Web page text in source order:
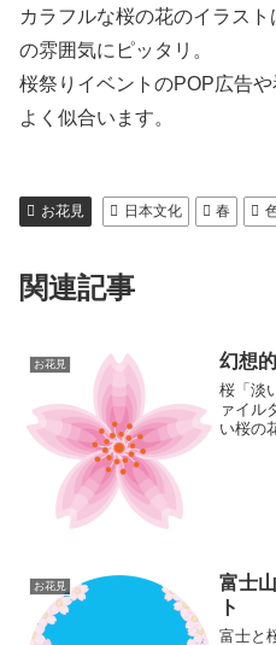
カラフルな桜の花のイラス
の雰囲気にピッタリ。
桜祭りイベントのPOP広告
よく似合います。
お花見 日本文化 春
関連記事
お花見 幻想
桜「淡
ァイル
い桜の
お花見
富士
ト
富士と